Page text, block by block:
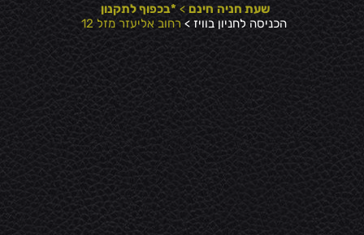
שעת חניה חינם >*בכפוף לתקנון
הכניסה לחניון בוויז > רחוב אליעזר מזל 12